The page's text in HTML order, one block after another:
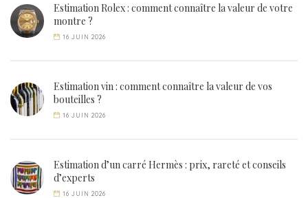
Estimation Rolex : comment connaître la valeur de votre
montre ?
16 JUIN 2026
Estimation vin : comment connaître la valeur de vos
bouteilles ?
16 JUIN 2026
Estimation d’un carré Hermès : prix, rareté et conseils
d’experts
16 JUIN 2026